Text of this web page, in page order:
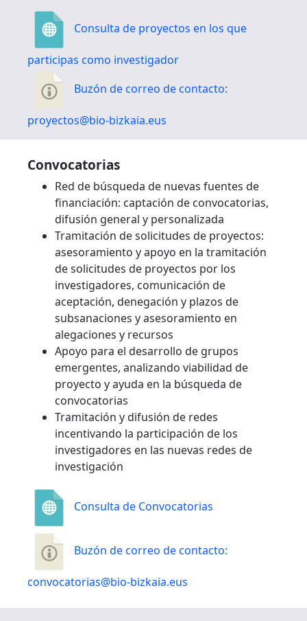
Consulta de proyectos en los que
participas como investigador
Buzón de correo de contacto:
proyectos@bio-bizkaia.eus
Convocatorias
Red de búsqueda de nuevas fuentes de
financiación: captación de convocatorias,
difusión general y personalizada
Tramitación de solicitudes de proyectos:
asesoramiento y apoyo en la tramitación
de solicitudes de proyectos por los
investigadores, comunicación de
aceptación, denegación y plazos de
subsanaciones y asesoramiento en
alegaciones y recursos
Apoyo para el desarrollo de grupos
emergentes, analizando viabilidad de
proyecto y ayuda en la búsqueda de
convocatorias
Tramitación y difusión de redes
incentivando la participación de los
investigadores en las nuevas redes de
investigación
Consulta de Convocatorias
Buzón de correo de contacto:
convocatorias@bio-bizkaia.eus